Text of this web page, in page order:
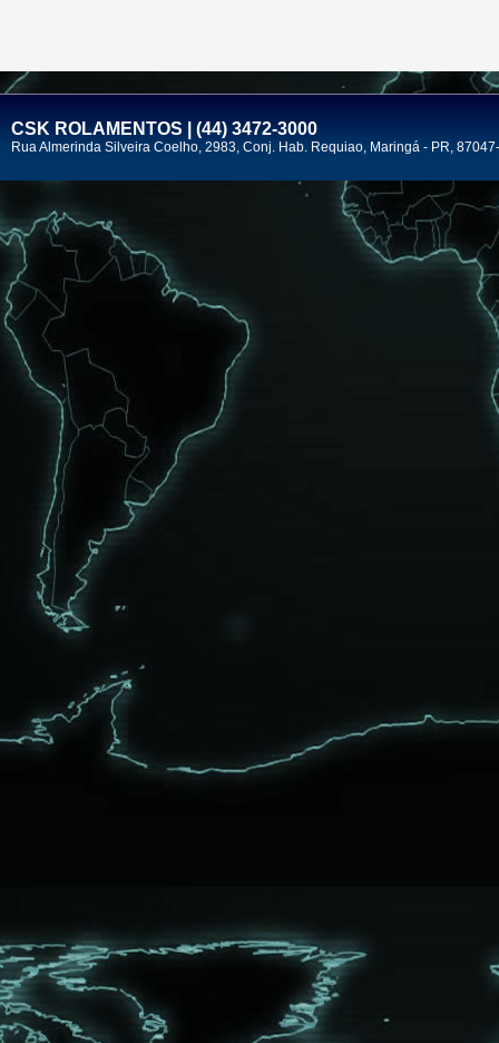
CSK ROLAMENTOS | (44) 3472-3000
Rua Almerinda Silveira Coelho, 2983, Conj. Hab. Requiao, Maringá - PR,